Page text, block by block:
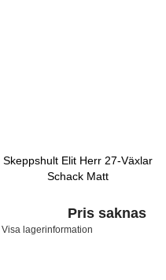
Skeppshult Elit Herr 27-Växlar
Schack Matt
Pris saknas
Visa lagerinformation